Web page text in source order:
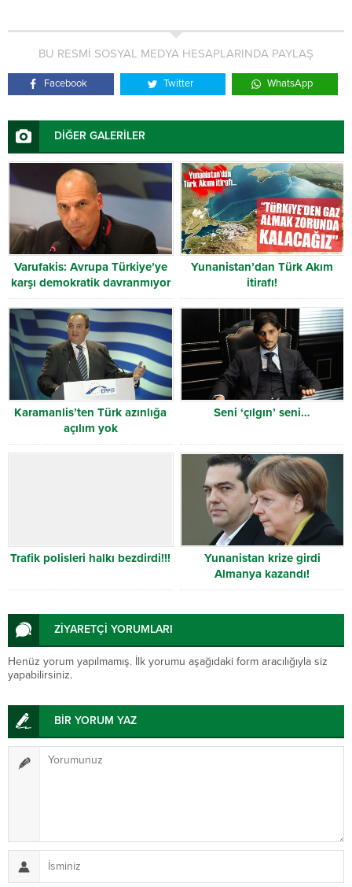
BU RESMİ SOSYAL MEDYA HESAPLARINDA PAYLAŞ
Facebook Twitter WhatsApp
DİĞER GALERİLER
Varufakis: Avrupa Türkiye’ye
karşı demokratik davranmıyor
Yunanistan’dan Türk Akım
itirafı!
Karamanlis’ten Türk azınlığa
açılım yok
Seni ‘çılgın’ seni…
Trafik polisleri halkı bezdirdi!!!
Yunanistan krize girdi
Almanya kazandı!
ZİYARETÇİ YORUMLARI
Henüz yorum yapılmamış. İlk yorumu aşağıdaki form aracılığıyla siz
yapabilirsiniz.
BİR YORUM YAZ